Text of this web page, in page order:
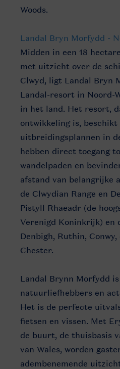
Woods.
Landal Bryn Morfydd -
Midden in een 18
met uitzicht over de
Clwyd, ligt Landal Bryn
Landal-resort in Noord-
in het land. Het resort,
ontwikkeling is, beschikt
uitbreidingsplannen in
hebben direct toegang
wandelpaden en
afstand van belangrijke
de Clwydian Range en
Pistyll Rhaeadr (de
Verenigd Koninkrijk) en
Denbigh, Ruthin,
Chester.
Landal Brynn Morfydd
natuurliefhebbers en
Het is de perfecte
fietsen en vissen. Met
de buurt, de thuisbasis
van Wales, worden
adembenemende